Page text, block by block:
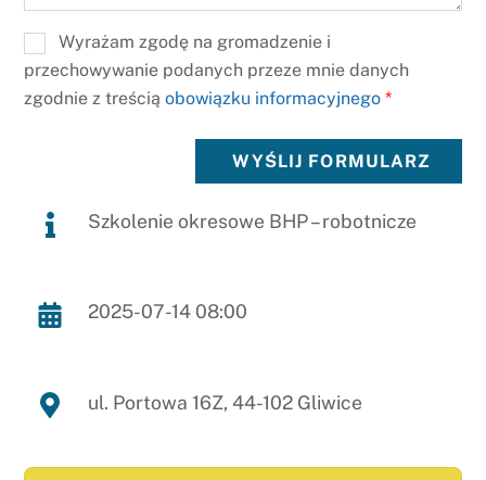
Wyrażam zgodę na gromadzenie i
przechowywanie podanych przeze mnie danych
zgodnie z treściąobowiązku informacyjnego *
WYŚLIJ FORMULARZ
Szkolenie okresowe BHP – robotnicze
2025-07-14 08:00
ul. Portowa 16Z, 44-102 Gliwice